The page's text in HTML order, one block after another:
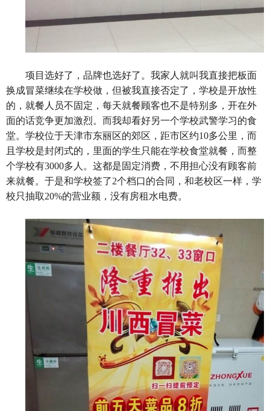
项目选好了，品牌也选好了。我家人就叫我直接把板面
换成冒菜继续在学校做，但被我直接否定了，学校是开放性
的，就餐人员不固定，每天就餐顾客也不是特别多，开在外
面的话竞争更加激烈。而我却看好另一个学校武警学习的食
堂。学校位于天津市东丽区的郊区，距市区约10多公里，而
且学校是封闭式的，里面的学生只能在学校食堂就餐，而整
个学校有3000多人。这都是固定消费，不用担心没有顾客前
来就餐。于是和学校签了2个档口的合同，和老校区一样，学
校只抽取20%的营业额，没有房租水电费。